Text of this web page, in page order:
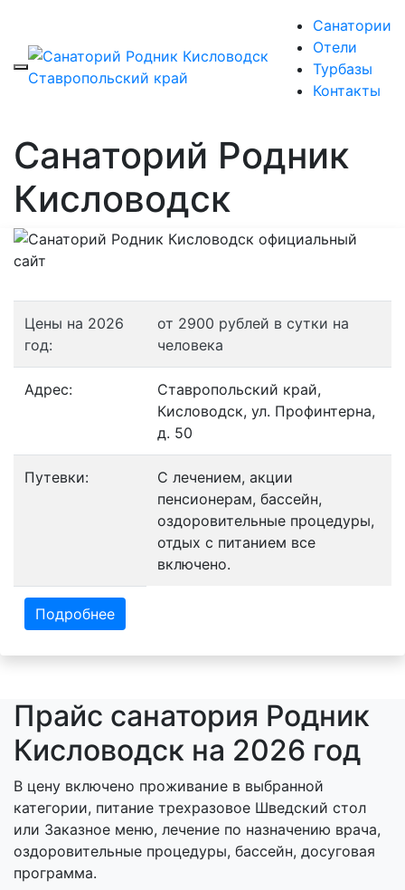
Санатории
Отели
Турбазы
Контакты
Санаторий Родник
Кисловодск
Цены на 2026
год:
от 2900 рублей в сутки на
человека
Адрес:
Ставропольский край,
Кисловодск, ул. Профинтерна,
д. 50
Путевки:
С лечением, акции
пенсионерам, бассейн,
оздоровительные процедуры,
отдых с питанием все
включено.
Подробнее
Прайс санатория Родник
Кисловодск на 2026 год
В цену включено проживание в выбранной
категории, питание трехразовое Шведский стол
или Заказное меню, лечение по назначению врача,
оздоровительные процедуры, бассейн, досуговая
программа.